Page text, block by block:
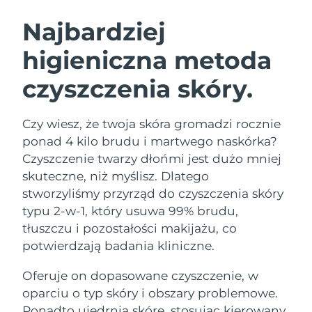
Najbardziej
higieniczna metoda
czyszczenia skóry.
Czy wiesz, że twoja skóra gromadzi rocznie
ponad 4 kilo brudu i martwego naskórka?
Czyszczenie twarzy dłońmi jest dużo mniej
skuteczne, niż myślisz. Dlatego
stworzyliśmy przyrząd do czyszczenia skóry
typu 2-w-1, który usuwa 99% brudu,
tłuszczu i pozostałości makijażu, co
potwierdzają badania kliniczne.
Oferuje on dopasowane czyszczenie, w
oparciu o typ skóry i obszary problemowe.
URODY
Oczyszczanie twarzy
LUNA™ 4 zestaw
Anti-aging massage
LUNA™ 4 Plus
Massage, LED heating
For men, anti-aging massage
Lifting twarzy
BEAR™ 2 zestaw
Microcurrent toning
BEAR™ 2 go
Microcurrent toning on-the-go
Microcurrent line smoothing device
Nawilżenie
UFO™ 3 zestaw
Deep facial hydration
UFO™ 3 LED
Near-infrared and red light therapy
device
Pielęgnacja jamy
ustnej
issa™ 4
Hybrid silicone sonic toothbrush
issa™ 4 plus
Smart hybrid silicone sonic toothbrush
FAQ™ ZABIEG ANTI-AGING
Anti-aging Zabiegi LED
Australia
Oczekiwany czas dostawy
8/14/26
Austria
Oczekiwany czas dostawy
Bahrajn
Oczekiwany czas dostawy
8/12/26
Belgia
Oczekiwany czas dostawy
8/11/26
Bermudy
Oczekiwany czas dostawy
Hercegowina
8/14/26
Oczekiwany czas dostawy